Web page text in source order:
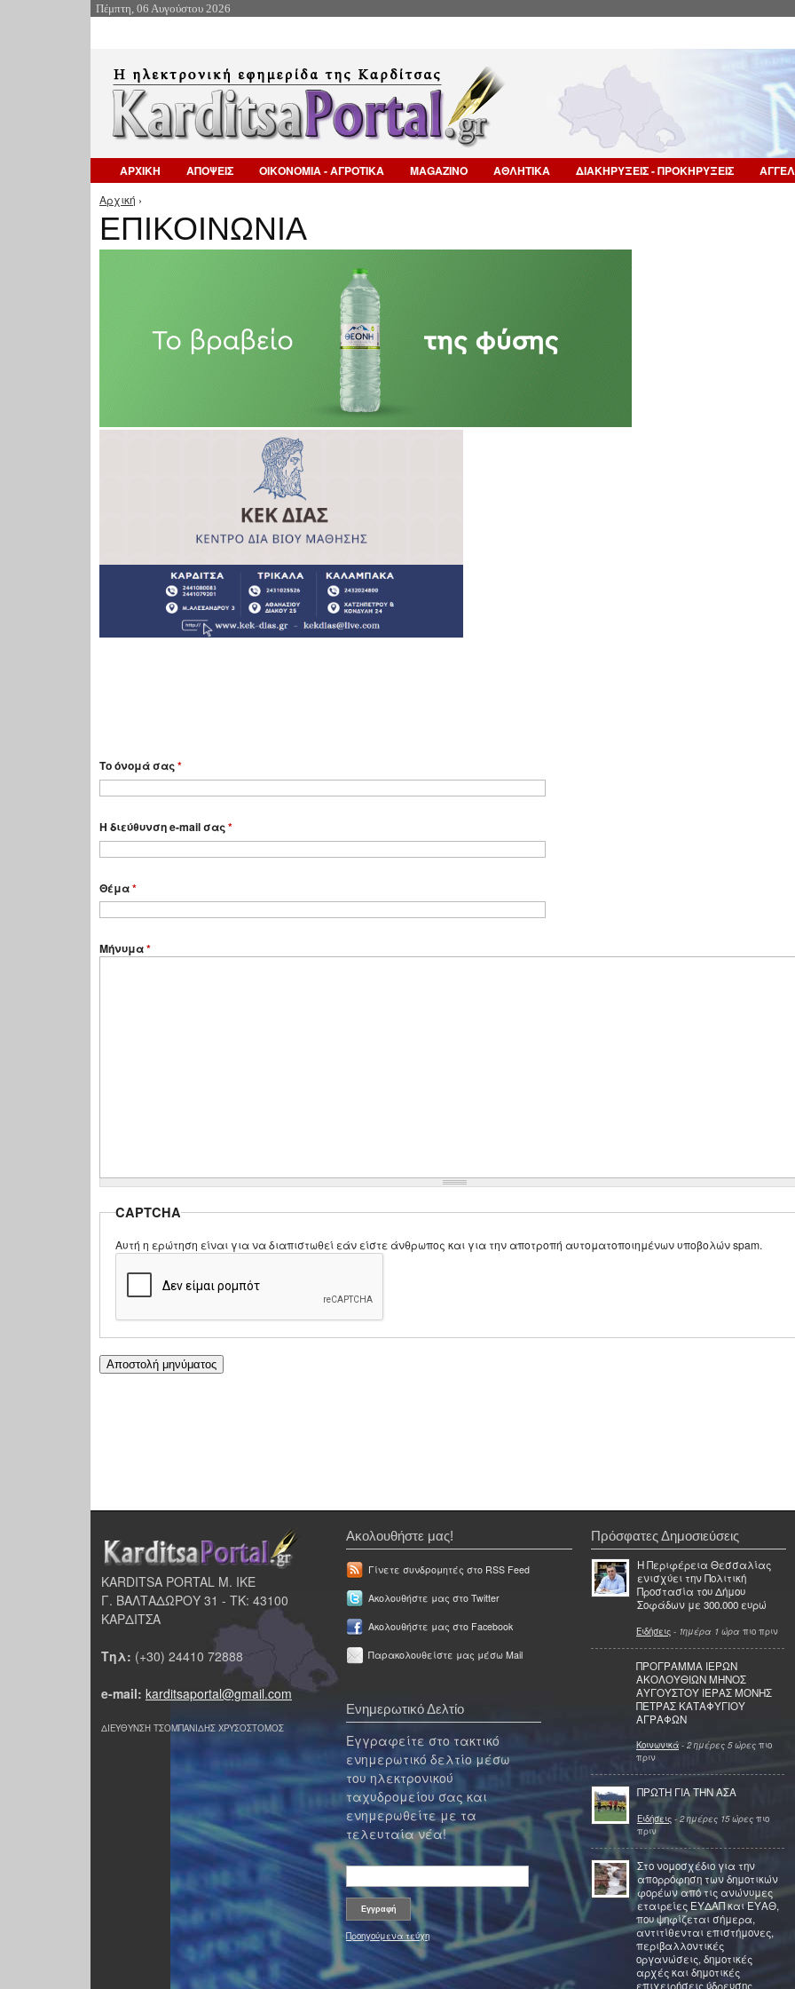
Πέμπτη, 06 Αυγούστου 2026
ΑΡΧΙΚΗ ΑΠΟΨΕΙΣ ΟΙΚΟΝΟΜΙΑ - ΑΓΡΟΤΙΚΑ MAGAZINO ΑΘΛΗΤΙΚΑ ΔΙΑΚΗΡΥΞΕΙΣ - ΠΡΟΚΗΡΥΞΕΙΣ
Είστε εδώ
Αρχική ›
ΕΠΙΚΟΙΝΩΝΙΑ
Το όνομά σας*
Η διεύθυνση e-mail σας*
Θέμα*
Μήνυμα*
CAPTCHA
Αυτή η ερώτηση είναι για να διαπιστωθεί εάν είστε άνθρωπος και για την αποτροπή αυτοματοποιημένων υποβολών spam.
KARDITSA PORTAL Μ. ΙΚΕ
Γ. ΒΑΛΤΑΔΩΡΟΥ 31 - ΤΚ: 43100
ΚΑΡΔΙΤΣΑ
Τηλ: (+30) 24410 72888
e-mail: karditsaportal@gmail.com
ΔΙΕΥΘΥΝΣΗ ΤΣΟΜΠΑΝΙΔΗΣ ΧΡΥΣΟΣΤΟΜΟΣ
Ακολουθήστε μας!
Γίνετε συνδρομητές στο RSS Feed
Ακολουθήστε μας στο Twitter
Ακολουθήστε μας στο Facebook
Παρακολουθείστε μας μέσω Mail
Ενημερωτικό Δελτίο
Εγγραφείτε στο τακτικό
ενημερωτικό δελτίο μέσω
του ηλεκτρονικού
ταχυδρομείου σας και
ενημερωθείτε με τα
τελευταία νέα!
Προηγούμενα τεύχη
Πρόσφατες Δημοσιεύσεις
Η Περιφέρεια Θεσσαλίας
ενισχύει την Πολιτική
Προστασία του Δήμου
Σοφάδων με 300.000 ευρώ
Ειδήσεις - 1ημέρα 1 ώρα πιο πριν
ΠΡΟΓΡΑΜΜΑ ΙΕΡΩΝ
ΑΚΟΛΟΥΘΙΩΝ ΜΗΝΟΣ
ΑΥΓΟΥΣΤΟΥ ΙΕΡΑΣ ΜΟΝΗΣ
ΠΕΤΡΑΣ ΚΑΤΑΦΥΓΙΟΥ
ΑΓΡΑΦΩΝ
Κοινωνικά - 2 ημέρες 5 ώρες πιο
πριν
ΠΡΩΤΗ ΓΙΑ ΤΗΝ ΑΣΑ
Ειδήσεις - 2 ημέρες 15 ώρες πιο
πριν
Στο νομοσχέδιο για την
απορρόφηση των δημοτικών
φορέων από τις ανώνυμες
εταιρείες ΕΥΔΑΠ και ΕΥΑΘ,
που ψηφίζεται σήμερα,
αντιτίθενται επιστήμονες,
περιβαλλοντικές
οργανώσεις, δημοτικές
αρχές και δημοτικές
επιχειρήσεις ύδρευσης